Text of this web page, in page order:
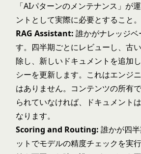
「AIパターンのメンテナンス」が
ントとして実際に必要とすること。
RAG Assistant: 誰かがナレッジベ
す。四半期ごとにレビューし、古
除し、新しいドキュメントを追加
シーを更新します。これはエンジ
はありません。コンテンツの所有
られていなければ、ドキュメント
なります。
Scoring and Routing: 誰かが四
ットでモデルの精度チェックを実